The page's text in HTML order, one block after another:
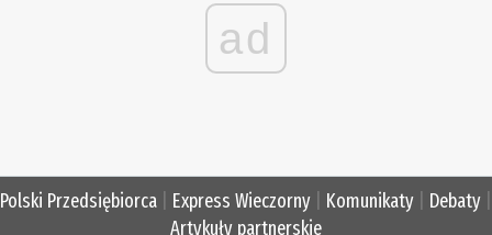
ad
Polski Przedsiębiorca Express Wieczorny Komunikaty Debaty
Artykuły partnerskie